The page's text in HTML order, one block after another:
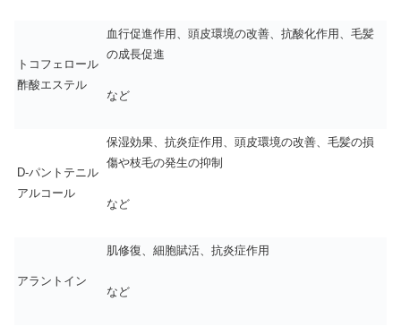
トコフェロール
酢酸エステル
血行促進作用、頭皮環境の改善、抗酸化作用、毛髪
の成長促進
など
D-パントテニル
アルコール
保湿効果、抗炎症作用、頭皮環境の改善、毛髪の損
傷や枝毛の発生の抑制
など
アラントイン
肌修復、細胞賦活、抗炎症作用
など